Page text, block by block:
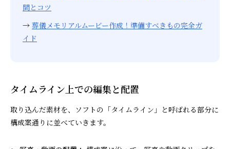
間とコツ
→ 葬儀メモリアルムービー作成！準備すべきもの完全ガ
イド
タイムライン上での編集と配置
取り込んだ素材を、ソフトの「タイムライン」と呼ばれる部分に
構成案通りに並べていきます。